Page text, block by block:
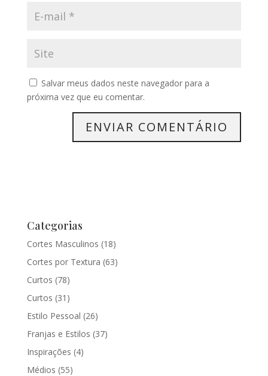
Salvar meus dados neste navegador para a
próxima vez que eu comentar.
Categorias
Cortes Masculinos (18)
Cortes por Textura (63)
Curtos (78)
Curtos (31)
Estilo Pessoal (26)
Franjas e Estilos (37)
Inspirações (4)
Médios (55)